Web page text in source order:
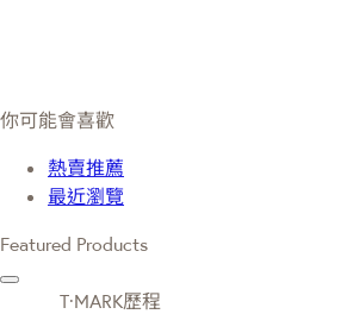
你可能會喜歡
熱賣推薦
最近瀏覽
Featured Products
T·MARK歷程